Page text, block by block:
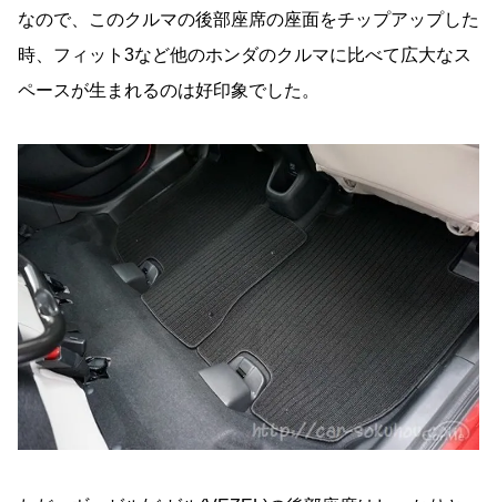
なので、このクルマの後部座席の座面をチップアップした
時、フィット3など他のホンダのクルマに比べて広大なス
ペースが生まれるのは好印象でした。